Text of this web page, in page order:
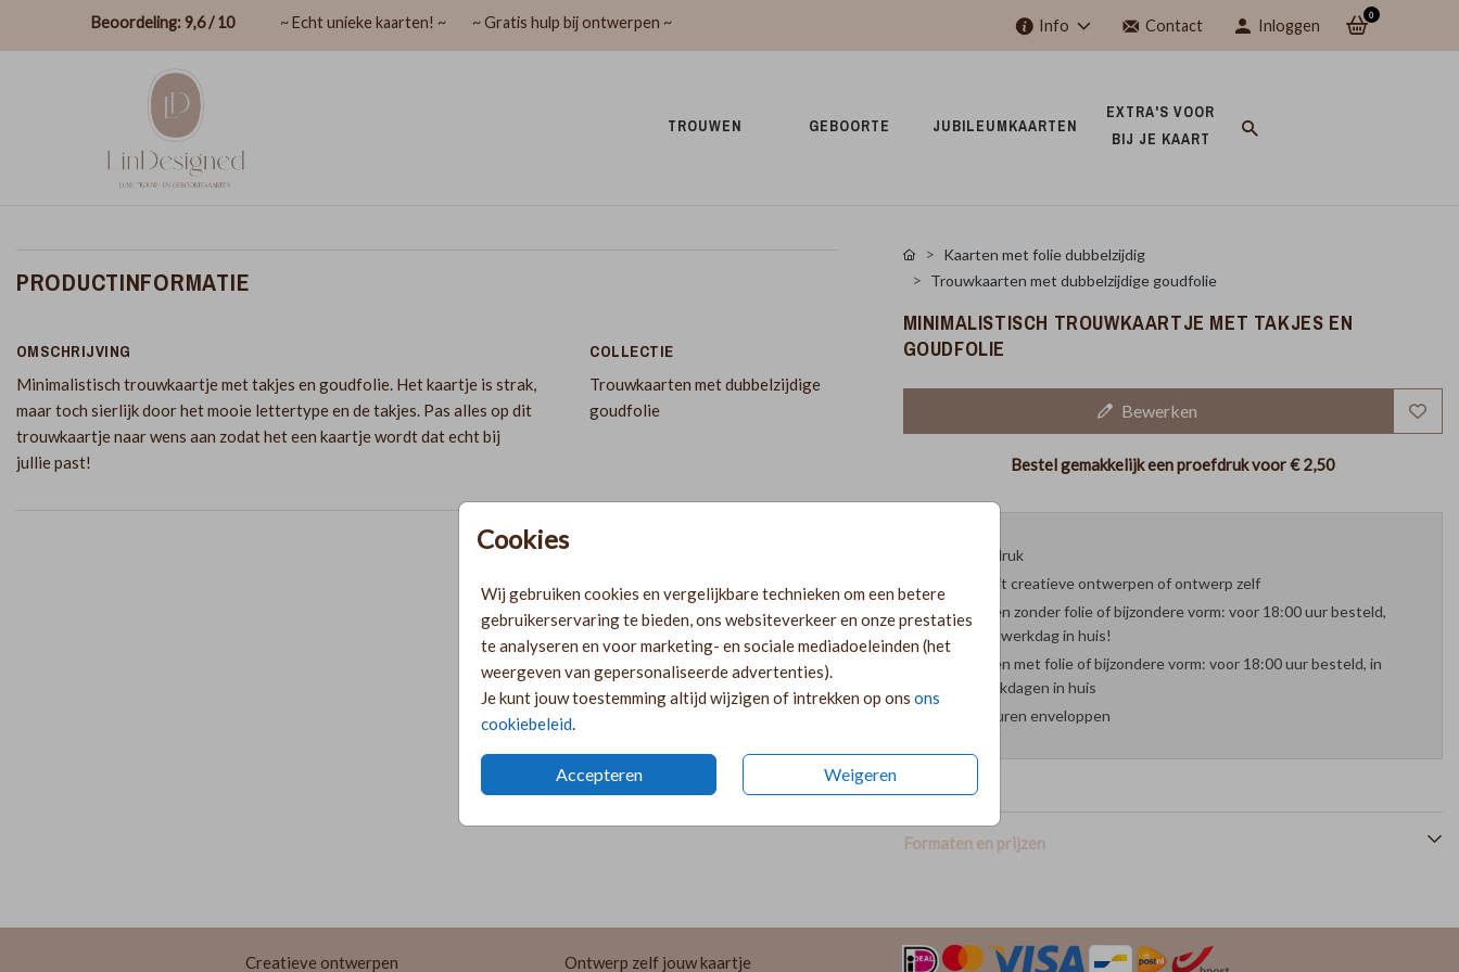
Beoordeling: 9,6 / 10 ~ Echt unieke kaarten! ~ ~ Gratis hulp bij ontwerpen ~ Info Contact Inloggen
0
TROUWEN GEBOORTE JUBILEUMKAARTEN
EXTRA'S VOOR
BIJ JE KAART
Cookies
Wij gebruiken cookies en vergelijkbare technieken om een betere
gebruikerservaring te bieden, ons websiteverkeer en onze prestaties
te analyseren en voor marketing- en sociale mediadoeleinden (het
weergeven van gepersonaliseerde advertenties).
Je kunt jouw toestemming altijd wijzigen of intrekken op ons ons
cookiebeleid
Accepteren Weigeren
PRODUCTINFORMATIE
OMSCHRIJVING
Minimalistisch trouwkaartje met takjes en goudfolie. Het kaartje is strak,
maar toch sierlijk door het mooie lettertype en de takjes. Pas alles op dit
trouwkaartje naar wens aan zodat het een kaartje wordt dat echt bij
jullie past!
COLLECTIE
Trouwkaarten met dubbelzijdige
goudfolie
Kaarten met folie dubbelzijdig
Trouwkaarten met dubbelzijdige goudfolie
MINIMALISTISCH TROUWKAARTJE MET TAKJES EN
GOUDFOLIE
Bewerken
Bestel gemakkelijk een proefdruk voor€ 2,50
Proefdruk
Kies uit creatieve ontwerpen of ontwerp zelf
Kaarten zonder folie of bijzondere vorm: voor 18:00 uur besteld,
volgende werkdag in huis!
Kaarten met folie of bijzondere vorm: voor 18:00 uur besteld, in
twee werkdagen in huis
29 kleuren enveloppen
Formaten en prijzen
Creatieve ontwerpen Ontwerp zelf jouw kaartje